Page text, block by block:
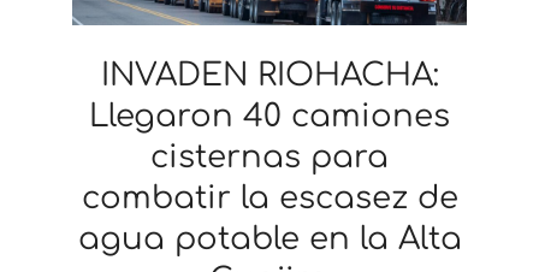
INVADEN RIOHACHA:
Llegaron 40 camiones
cisternas para
combatir la escasez de
agua potable en la Alta